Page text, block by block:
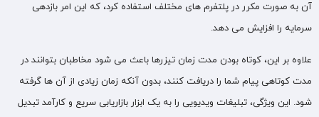
آن به ‌صورت مکرر در پلتفرم‌ های مختلف استفاده کرد، که این امر بازدهی
سرمایه را افزایش می دهد.
علاوه بر این، کوتاه بودن مدت ‌زمان تیزرها باعث می ‌شود مخاطبان بتوانند در
مدت کوتاهی پیام شما را دریافت کنند، بدون آنکه زمان زیادی از آن ‌ها گرفته
شود. این ویژگی، تبلیغات ویدیویی را به یک ابزار بازاریابی سریع و کارآمد تبدیل